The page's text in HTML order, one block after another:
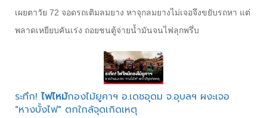
เผยตาวัย 72 จอดรถเติมลมยาง หาจุกลมยางไม่เจอจึงขยับรถหา แต่
พลาดเหยียบคันเร่ง ถอยชนตู้จ่ายน้ำมันจนไฟลุกพรึ่บ
ระทึก! ไฟไหม้กองไม้ยูคาฯ อ.เดชอุดม จ.อุบลฯ ผงะเจอ
"หางบั้งไฟ" ตกใกล้จุดเกิดเหตุ